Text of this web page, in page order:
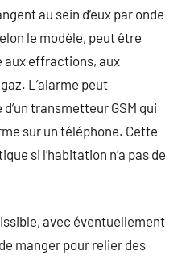
au sein d’eux par onde
le modèle, peut être
aux effractions, aux
L’alarme peut
transmetteur GSM qui
sur un téléphone. Cette
si l’habitation n’a pas de
avec éventuellement
manger pour relier des